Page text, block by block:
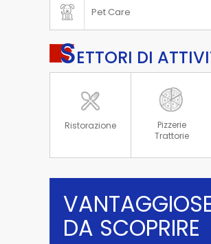
Pet Care
SETTORI DI
Ristorazione
Pizzerie
Trattorie
DA SCOPRIRE